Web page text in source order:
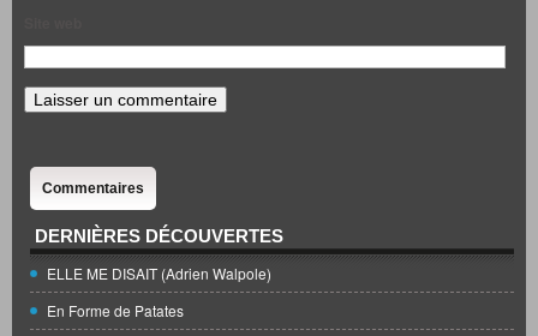
Commentaires
DERNIÈRES DÉCOUVERTES
ELLE ME DISAIT (Adrien Walpole)
En Forme de Patates